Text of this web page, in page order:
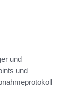
und
und